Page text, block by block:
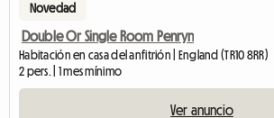
Novedad
Double Or Single Room Penryn
Habitación en casa del anfitrión | England (TR10 8RR)
2 pers. | 1 mes mínimo
Ver anuncio